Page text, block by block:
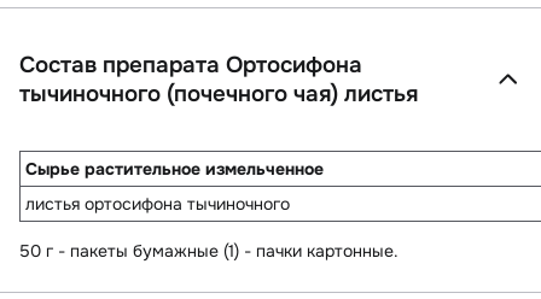
Состав препарата Ортосифона
тычиночного (почечного чая) листья
Сырье растительное измельченное
листья ортосифона тычиночного
50 г - пакеты бумажные (1) - пачки картонные.